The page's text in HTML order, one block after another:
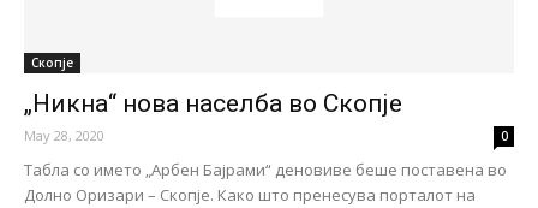
Скопје
„Никна“ нова населба во Скопје
May 28, 2020 0
Табла со името „Арбен Бајрами“ деновиве беше поставена во
Долно Оризари – Скопје. Како што пренесува порталот на